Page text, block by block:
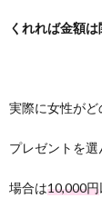
くれれば金額は
実際に女性が
プレゼントを
場合は10,000円